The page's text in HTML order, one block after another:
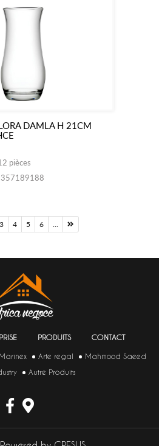
DAMLA H 21CM
pièces
3 4 5 6 ...
PRODUITS CONTACT
Marinex Arte regal
Mahmood Saeed
Autre Produits